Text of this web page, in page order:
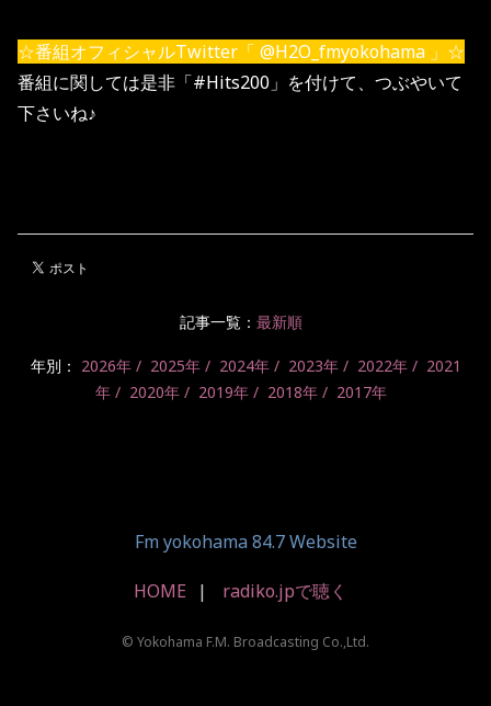
☆番組オフィシャルTwitter「 @H2O_fmyokohama 」☆
番組に関しては是非「#Hits200」を付けて、つぶやいて
下さいね♪
記事一覧： 最新順
年別： 2026年 2025年 2024年 2023年 2022年
2021
年
2020年 2019年 2018年 2017年
Fm yokohama 84.7 Website
HOME radiko.jpで聴く
© Yokohama F.M. Broadcasting Co.,Ltd.